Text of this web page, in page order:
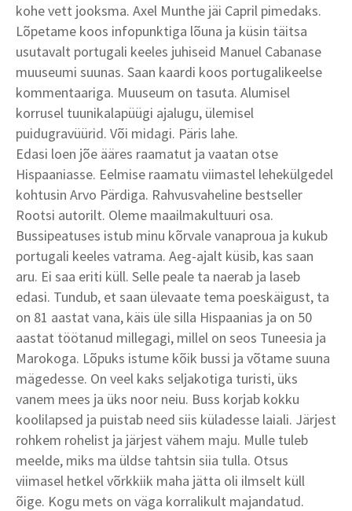
kohe vett jooksma. Axel Munthe jäi Capril pimedaks.
Lõpetame koos infopunktiga lõuna ja küsin täitsa
usutavalt portugali keeles juhiseid Manuel Cabanase
muuseumi suunas. Saan kaardi koos portugalikeelse
kommentaariga. Muuseum on tasuta. Alumisel
korrusel tuunikalapüügi ajalugu, ülemisel
puidugravüürid. Või midagi. Päris lahe.
Edasi loen jõe ääres raamatut ja vaatan otse
Hispaaniasse. Eelmise raamatu viimastel lehekülgedel
kohtusin Arvo Pärdiga. Rahvusvaheline bestseller
Rootsi autorilt. Oleme maailmakultuuri osa.
Bussipeatuses istub minu kõrvale vanaproua ja kukub
portugali keeles vatrama. Aeg-ajalt küsib, kas saan
aru. Ei saa eriti küll. Selle peale ta naerab ja laseb
edasi. Tundub, et saan ülevaate tema poeskäigust, ta
on 81 aastat vana, käis üle silla Hispaanias ja on 50
aastat töötanud millegagi, millel on seos Tuneesia ja
Marokoga. Lõpuks istume kõik bussi ja võtame suuna
mägedesse. On veel kaks seljakotiga turisti, üks
vanem mees ja üks noor neiu. Buss korjab kokku
koolilapsed ja puistab need siis küladesse laiali. Järjest
rohkem rohelist ja järjest vähem maju. Mulle tuleb
meelde, miks ma üldse tahtsin siia tulla. Otsus
viimasel hetkel võrkkiik maha jätta oli ilmselt küll
õige. Kogu mets on väga korralikult majandatud.